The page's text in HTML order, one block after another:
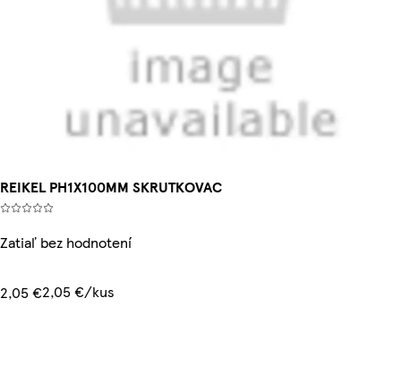
REIKEL PH1X100MM SKRUTKOVAC
Zatiaľ bez hodnotení
2,05 €2,05 €/kus